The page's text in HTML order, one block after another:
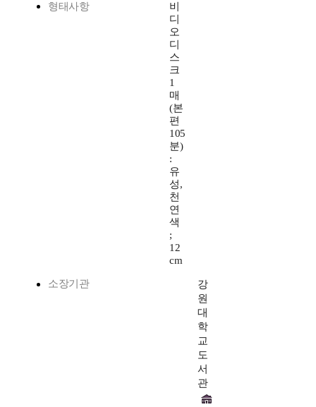
형태사항
비
디
오
디
스
크
1
매
(본
편
105
분)
:
유
성,
천
연
색
;
12
cm
소장기관
강
원
대
학
교
도
서
관